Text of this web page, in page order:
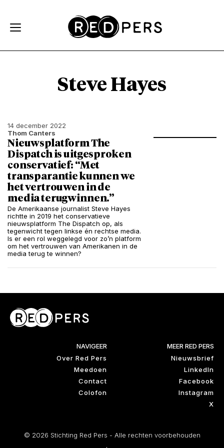
Steve Hayes
14 december 2022
Thom Canters
Nieuwsplatform The
Dispatch is uitgesproken
conservatief: “Met
transparantie kunnen we
het vertrouwen in de
media terugwinnen.”
De Amerikaanse journalist Steve Hayes
richtte in 2019 het conservatieve
nieuwsplatform The Dispatch op, als
tegenwicht tegen linkse én rechtse media.
Is er een rol weggelegd voor zo’n platform
om het vertrouwen van Amerikanen in de
media terug te winnen?
NAVIGEER
Over Red Pers
Meedoen
Contact
Colofon
MEER RED PERS
Nieuwsbrief
LinkedIn
Facebook
Instagram
X
© 2026 Stichting Red Pers - Alle rechten voorbehouden